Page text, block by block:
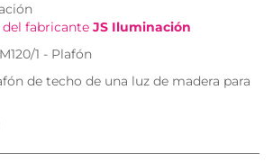
fabricante JS Iluminación
1 - Plafón
de techo de una luz de madera para